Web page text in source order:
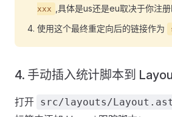
xxx
,具体是us还是eu取决于你注
使用这个最终重定向后的链接作为
4. 手动插入统计脚本到
打开 src/layouts/